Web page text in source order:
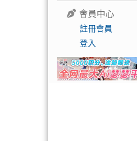
會員中心
註冊會員
登入